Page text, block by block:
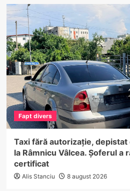
Fapt divers
Taxi fără autorizație, depistat
la Râmnicu Vâlcea. Șoferul a
certificat
Alis Stanciu 8 august 2026